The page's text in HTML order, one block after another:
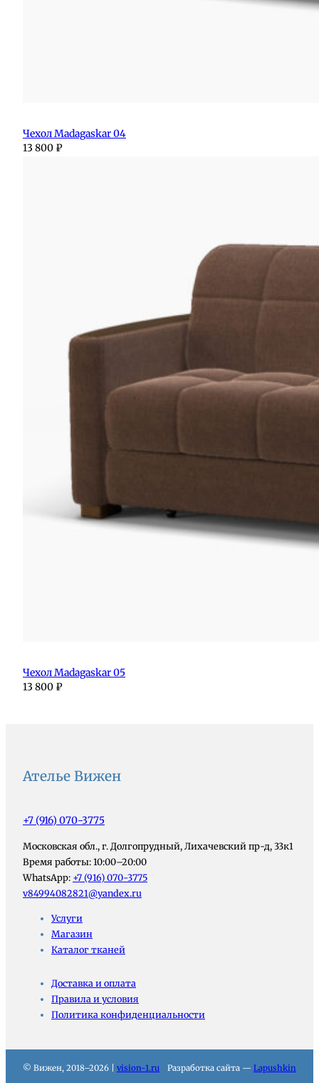
Чехол Madagaskar 04
13 800 ₽
Чехол Madagaskar 05
13 800 ₽
Ателье Вижен
+7 (916) 070-3775
Московская обл., г. Долгопрудный, Лихачевский пр-д, 33к1
Время работы: 10:00–20:00
WhatsApp: +7 (916) 070-3775
v84994082821@yandex.ru
Услуги
Магазин
Каталог тканей
Доставка и оплата
Правила и условия
Политика конфиденциальности
© Вижен, 2018–2026 | vision-1.ru Разработка сайта — Lapushkin